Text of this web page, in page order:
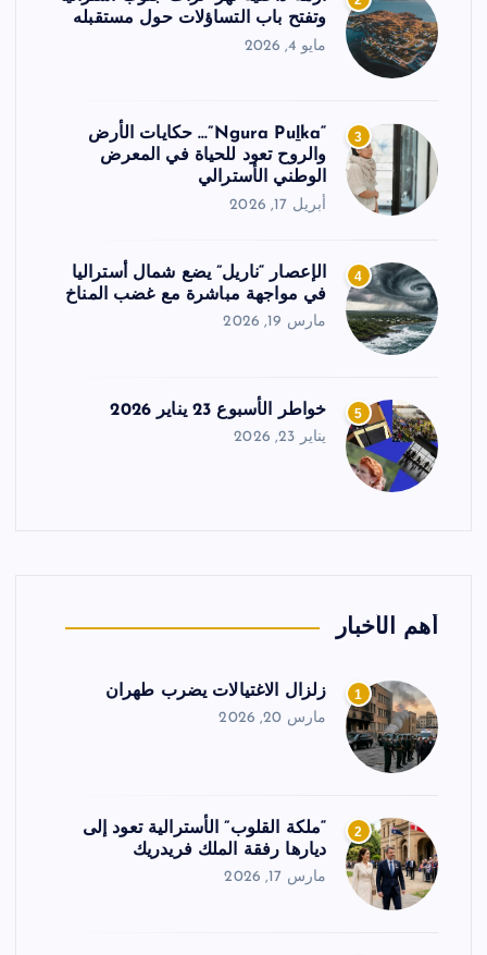
وتفتح باب التساؤلات حول مستقبله
مايو 4, 2026
3
“Ngura Puḻka”… حكايات الأرض
والروح تعود للحياة في المعرض
الوطني الأسترالي
أبريل 17, 2026
4
الإعصار “ناريل” يضع شمال أستراليا
في مواجهة مباشرة مع غضب المناخ
مارس 19, 2026
5 خواطر الأسبوع 23 يناير 2026
يناير 23, 2026
أهم الأخبار
1 زلزال الاغتيالات يضرب طهران
مارس 20, 2026
2
“ملكة القلوب” الأسترالية تعود إلى
ديارها رفقة الملك فريدريك
مارس 17, 2026